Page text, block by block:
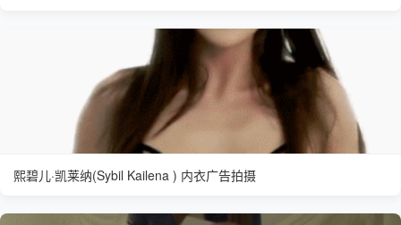
熙碧儿·凯莱纳(Sybil Kailena ) 内衣广告拍摄